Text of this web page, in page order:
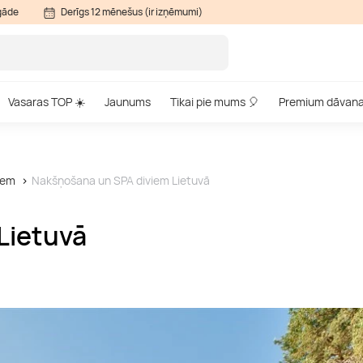
Derīgs 12 mēnešus (ir izņēmumi)
Vasaras TOP ☀️ Jaunums Tikai pie mums 🎈 Premium
Nakšņošana un SPA diviem Lietuvā